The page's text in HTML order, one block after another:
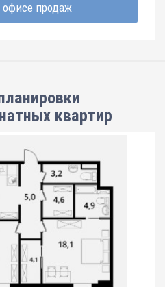
офисе продаж
квартир